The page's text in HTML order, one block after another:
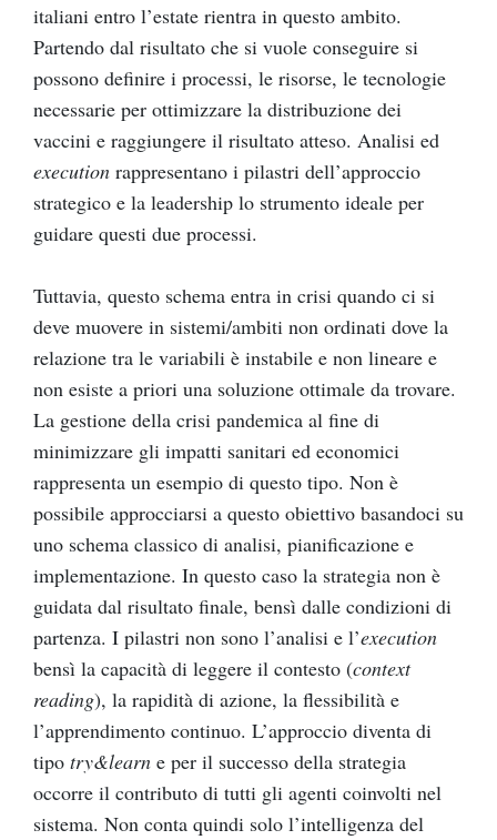
italiani entro l’estate rientra in questo ambito.
Partendo dal risultato che si vuole conseguire si
possono definire i processi, le risorse, le tecnologie
necessarie per ottimizzare la distribuzione dei
vaccini e raggiungere il risultato atteso. Analisi ed
execution rappresentano i pilastri dell’approccio
strategico e la leadership lo strumento ideale per
guidare questi due processi.
Tuttavia, questo schema entra in crisi quando ci si
deve muovere in sistemi/ambiti non ordinati dove la
relazione tra le variabili è instabile e non lineare e
non esiste a priori una soluzione ottimale da trovare.
La gestione della crisi pandemica al fine di
minimizzare gli impatti sanitari ed economici
rappresenta un esempio di questo tipo. Non è
possibile approcciarsi a questo obiettivo basandoci su
uno schema classico di analisi, pianificazione e
implementazione. In questo caso la strategia non è
guidata dal risultato finale, bensì dalle condizioni di
partenza. I pilastri non sono l’analisi e l’execution
bensì la capacità di leggere il contesto (context
reading), la rapidità di azione, la flessibilità e
l’apprendimento continuo. L’approccio diventa di
tipo try&learn e per il successo della strategia
occorre il contributo di tutti gli agenti coinvolti nel
sistema. Non conta quindi solo l’intelligenza del